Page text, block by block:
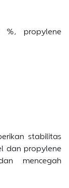
%, propylene
stabilitas
dan propylene
mencegah